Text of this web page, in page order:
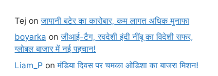
Tej onजापानी बटेर का कारोबार, कम लागत अधिक मुनाफा
boyarka onजीआई-टैग, स्वदेशी इंदी नींबू का विदेशी सफर,
ग्लोबल बाजार में नई पहचान!
Liam_P onमंडिया दिवस पर चमका ओडिशा का बाजरा मिशन!